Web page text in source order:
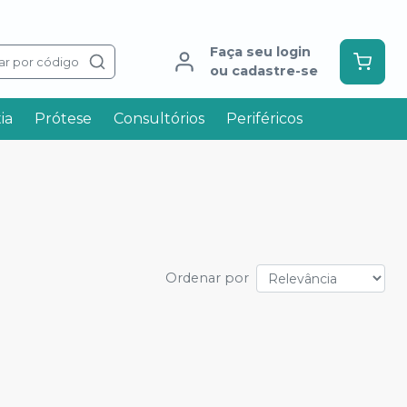
por código
Faça seu login
ou cadastre-se
Prótese Consultórios Periféricos
Ordenar por